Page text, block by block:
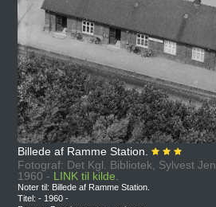
Billede af Ramme Station.
Fotograf: Det Kgl. Bibliotek, Sylvest
1960 - LINK til kilde.
Noter til: Billede af Ramme Station.
Titel: - 1960 -